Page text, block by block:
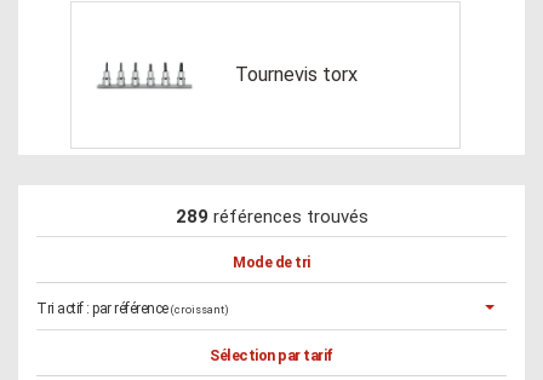
Tournevis torx
289 références trouvés
Mode de tri
Tri actif : par référence (croissant)
Sélection par tarif